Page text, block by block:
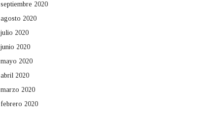
septiembre 2020
agosto 2020
julio 2020
junio 2020
mayo 2020
abril 2020
marzo 2020
febrero 2020